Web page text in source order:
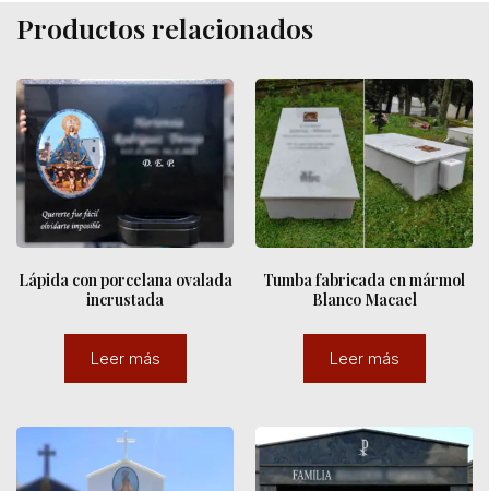
Productos relacionados
Lápida con porcelana ovalada
incrustada
Leer más
Tumba fabricada en mármol
Blanco Macael
Leer más